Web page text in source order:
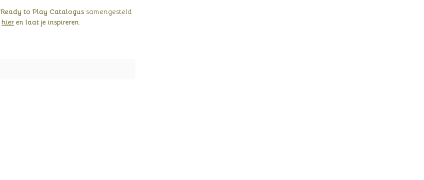
Ready to Play Catalogus samengesteld
hier en laat je inspireren